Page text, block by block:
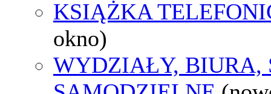
KSIĄŻKA
okno)
WYDZIAŁY, BIURA,